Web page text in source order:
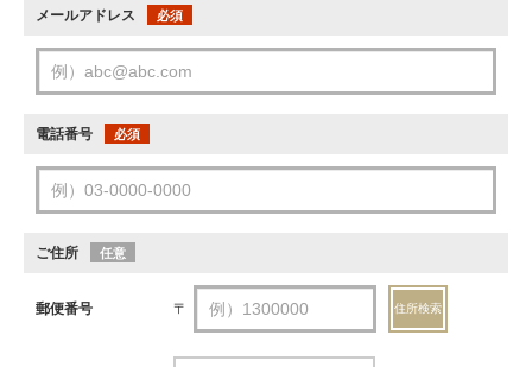
メールアドレス 必須
電話番号 必須
ご住所 任意
郵便番号 〒 住所検索